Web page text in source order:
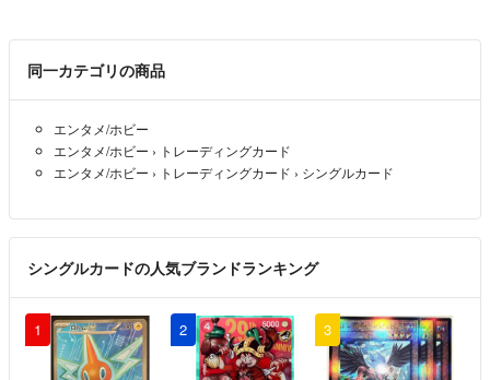
同一カテゴリの商品
エンタメ/ホビー
エンタメ/ホビー › トレーディングカード
エンタメ/ホビー › トレーディングカード › シングルカード
シングルカードの人気ブランドランキング
1 2 3